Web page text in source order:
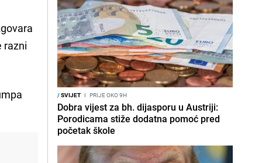
razni
/SVIJET I PRIJE OKO 9H
Dobra vijest za bh. dijasporu u Austriji:
Porodicama stiže dodatna pomoć pred
početak škole